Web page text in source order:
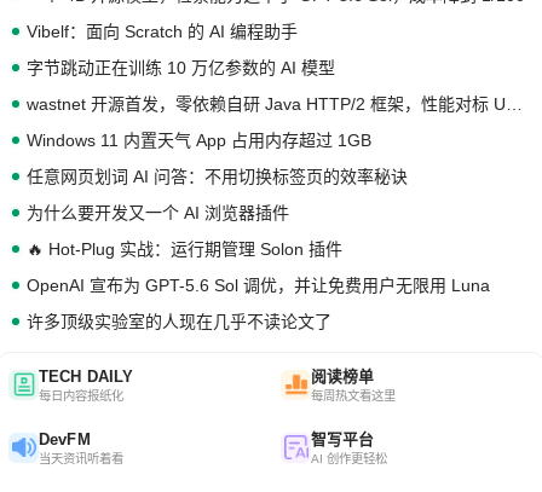
Vibelf：面向 Scratch 的 AI 编程助手
字节跳动正在训练 10 万亿参数的 AI 模型
Windows 11 内置天气 App 占用内存超过 1GB
任意网页划词 AI 问答：不用切换标签页的效率秘诀
为什么要开发又一个 AI 浏览器插件
🔥 Hot-Plug 实战：运行期管理 Solon 插件
OpenAI 宣布为 GPT-5.6 Sol 调优，并让免费用户无限用 Luna
许多顶级实验室的人现在几乎不读论文了
TECH DAILY
每日内容报纸化
阅读榜单
每周热文看这里
DevFM
当天资讯听着看
智写平台
AI 创作更轻松